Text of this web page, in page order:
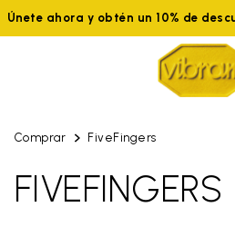
Únete ahora y obtén un 10% de
Comprar FiveFingers
FIVEFINGERS